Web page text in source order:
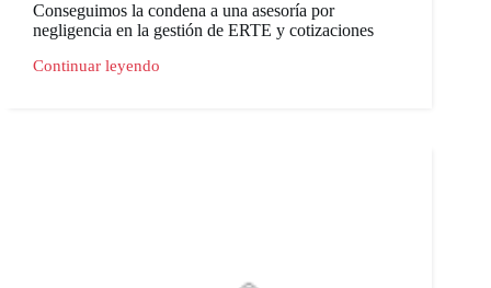
Conseguimos la condena a una asesoría por
negligencia en la gestión de ERTE y cotizaciones
Continuar leyendo